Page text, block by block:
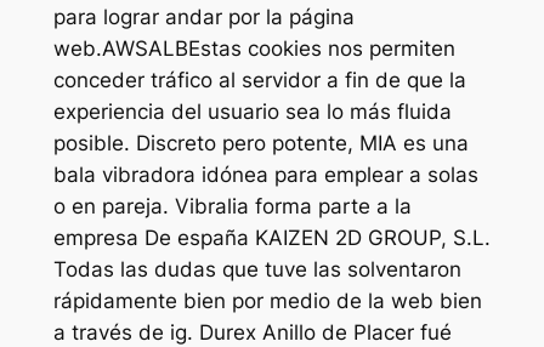
para lograr andar por la página
web.AWSALBEstas cookies nos permiten
conceder tráfico al servidor a fin de que la
experiencia del usuario sea lo más fluida
posible. Discreto pero potente, MIA es una
bala vibradora idónea para emplear a solas
o en pareja. Vibralia forma parte a la
empresa De españa KAIZEN 2D GROUP, S.L.
Todas las dudas que tuve las solventaron
rápidamente bien por medio de la web bien
a través de ig. Durex Anillo de Placer fué